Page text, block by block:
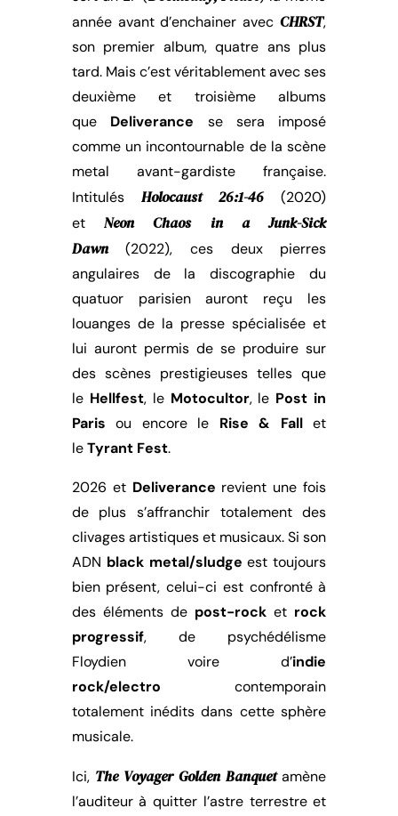
année avant d’enchainer avecCHRST,
son premier album, quatre ans plus
tard. Mais c’est véritablement avec ses
deuxième et troisième albums
que Deliverance se sera imposé
comme un incontournable de la scène
metal avant-gardiste française.
Intitulés Holocaust 26:1-46 (2020)
et Neon Chaos in a Junk-Sick
Dawn(2022), ces deux pierres
angulaires de la discographie du
quatuor parisien auront reçu les
louanges de la presse spécialisée et
lui auront permis de se produire sur
des scènes prestigieuses telles que
le Hellfest, le Motocultor, le Post in
Paris ou encore le Rise & Fallet
leTyrant Fest.
2026 et Deliverance revient une fois
de plus s’affranchir totalement des
clivages artistiques et musicaux. Si son
ADN black metal/sludgeest toujours
bien présent, celui-ci est confronté à
des éléments de post-rocket rock
progressif, de psychédélisme
Floydien voire d’indie
rock/electro contemporain
totalement inédits dans cette sphère
musicale.
Ici, The Voyager Golden Banquetamène
l’auditeur à quitter l’astre terrestre et